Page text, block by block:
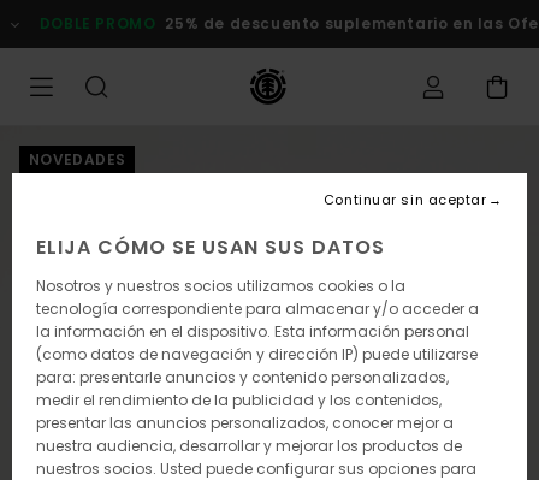
la
DOBLE PROMO 25% de descuento suplementario en las
NOVEDADES
ELIJA CÓMO SE USAN SUS DATOS
Nosotros y nuestros socios utilizamos cookies o la
tecnología correspondiente para almacenar y/o acceder a
la información en el dispositivo. Esta información personal
(como datos de navegación y dirección IP) puede utilizarse
para: presentarle anuncios y contenido personalizados,
medir el rendimiento de la publicidad y los contenidos,
presentar las anuncios personalizados, conocer mejor a
nuestra audiencia, desarrollar y mejorar los productos de
nuestros socios. Usted puede configurar sus opciones para
Continuar sin aceptar